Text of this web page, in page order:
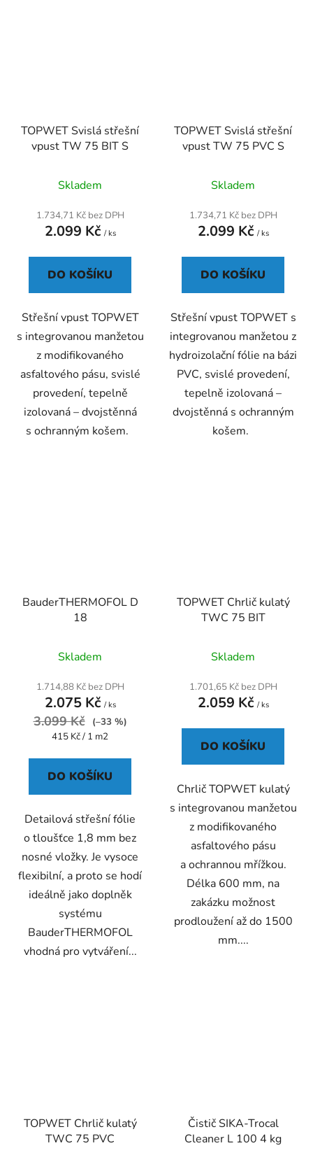
TOPWET Svislá střešní
vpust TW 75 BIT S
Skladem
1.734,71 Kč bez DPH
2.099 Kč / ks
DO KOŠÍKU
Střešní vpust TOPWET
s integrovanou manžetou
z modifikovaného
asfaltového pásu, svislé
provedení, tepelně
izolovaná – dvojstěnná
s ochranným košem.
TOPWET Svislá střešní
vpust TW 75 PVC S
hodnocení
produktu
je
z
Skladem
1.734,71 Kč bez DPH
2.099 Kč / ks
DO KOŠÍKU
Střešní vpust TOPWET s
integrovanou manžetou z
hydroizolační fólie na bázi
PVC, svislé provedení,
tepelně izolovaná –
dvojstěnná s ochranným
košem.
BauderTHERMOFOL D
18
hodnocení
produktu
je
5,0
z
5
hvězdiček.
Skladem
1.714,88 Kč bez DPH
2.075 Kč / ks
3.099 Kč
(–33 %)
Měrná
415 Kč / 1 m2
DO KOŠÍKU
Detailová střešní fólie
o tloušťce 1,8 mm bez
nosné vložky. Je vysoce
flexibilní, a proto se hodí
ideálně jako doplněk
systému
BauderTHERMOFOL
vhodná pro vytváření...
TOPWET Chrlič kulatý
TWC 75 BIT
Skladem
1.701,65 Kč bez DPH
2.059 Kč / ks
DO KOŠÍKU
Chrlič TOPWET kulatý
s integrovanou manžetou
z modifikovaného
asfaltového pásu
a ochrannou mřížkou.
Délka 600 mm, na
zakázku možnost
prodloužení až do 1500
mm....
TOPWET Chrlič kulatý
TWC 75 PVC
Čistič SIKA-Trocal
Cleaner L 100 4 kg